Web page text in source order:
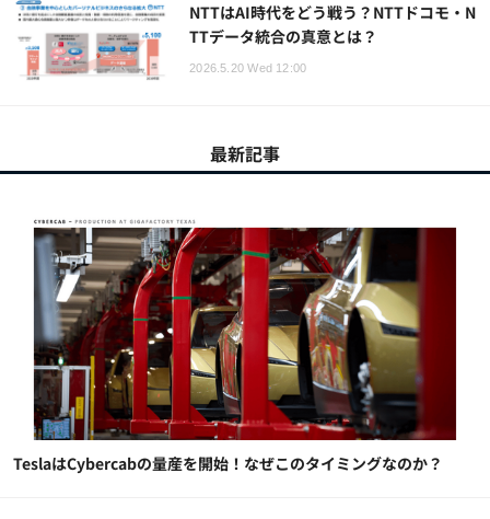
NTTはAI時代をどう戦う？NTTドコモ・N
TTデータ統合の真意とは？
2026.5.20 Wed 12:00
最新記事
TeslaはCybercabの量産を開始！なぜこのタイミングなのか？